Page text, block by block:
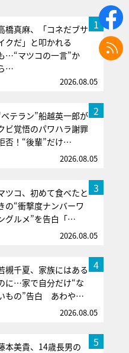
1
橋真麻、「コネだブサ
クだ」と叩かれる
…“マツコの一言”か
…
2026.08.05
2
ベテラン”船越英一郎が
ビ覚悟のパワハラ謝罪
否！“後輩”だけ…
2026.08.05
3
ツコ、初めて食べたと
の“衝撃度ナンバーワ
グルメ”を告白「…
2026.08.05
4
槻千夏、家族にはある
に…家で自分だけ“な
もの”告白 あわや…
2026.08.05
5
本美貴、14歳長男の